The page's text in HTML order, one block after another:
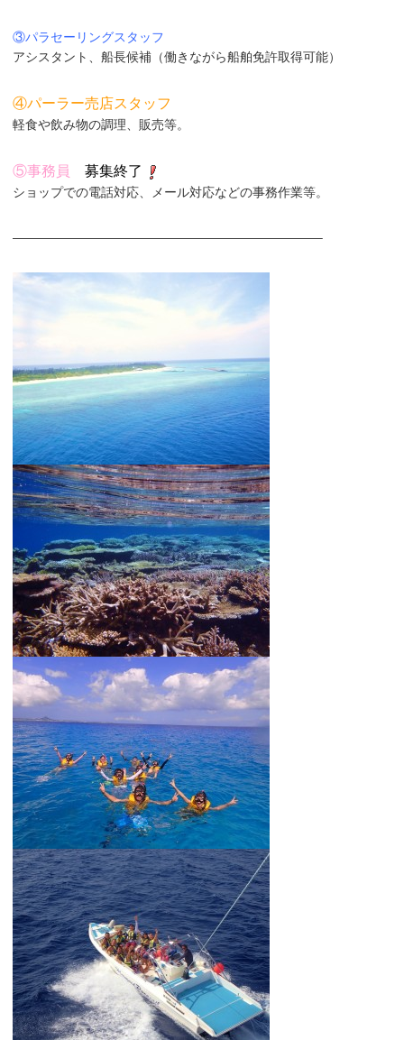
③パラセーリングスタッフ
アシスタント、船長候補（働きながら船舶免許取得可能）
④パーラー売店スタッフ
軽食や飲み物の調理、販売等。
⑤事務員 募集終了
ショップでの電話対応、メール対応などの事務作業等。
————————————————————————–